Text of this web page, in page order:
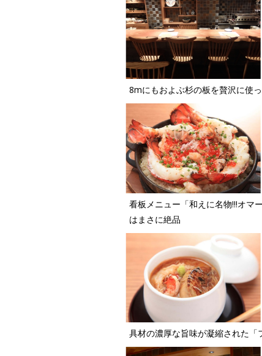
8mにもおよぶ杉の板を贅沢に使
看板メニュー「和えに名物!!!オマ
はまさに絶品
具材の濃厚な旨味が凝縮された